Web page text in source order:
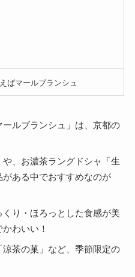
ばマールブランシュ
ルブランシュ」は、京都の
、お濃茶ラングドシャ「生
ある中でおすすめなのが
り・ほろっとした食感が美
わいい！
茶の菓」など、季節限定の